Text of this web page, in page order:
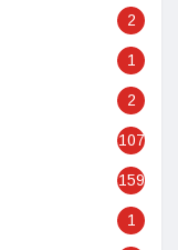
2
1
2
107
159
1